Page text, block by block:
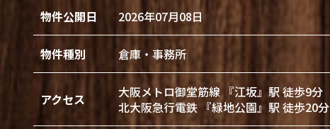
物件公開日 2026年07月08日
物件種別 倉庫・事務所
アクセス
大阪メトロ御堂筋線 『江坂』駅 徒歩9分
北大阪急行電鉄 『緑地公園』駅 徒歩20分